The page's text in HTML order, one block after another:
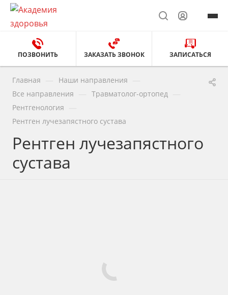
ПОЗВОНИТЬ ЗАКАЗАТЬ ЗВОНОК ЗАПИСАТЬСЯ
Главная Наши направления
Все направления Травматолог-ортопед
Рентгенология
Рентген лучезапястного сустава
Рентген лучезапястного
сустава